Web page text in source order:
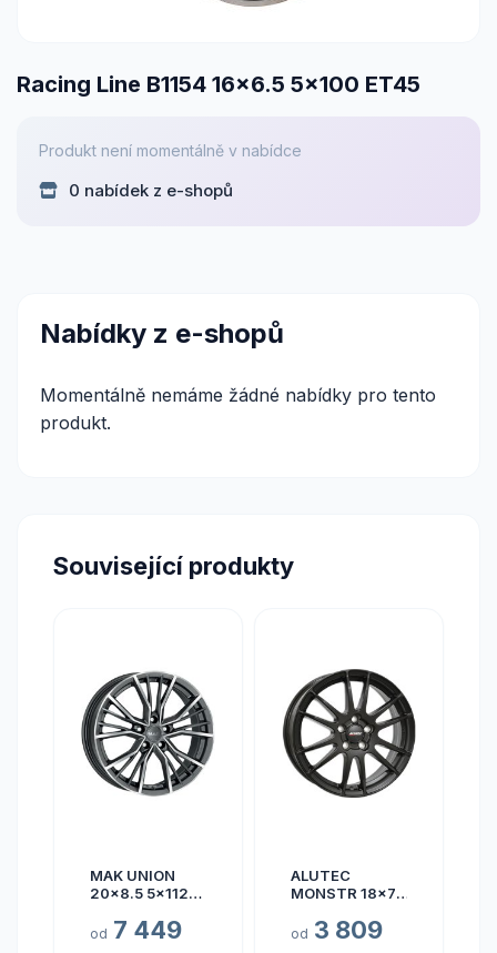
Racing Line B1154 16x6.5 5x100 ET45
Produkt není momentálně v nabídce
0 nabídek z e-shopů
Nabídky z e-shopů
Momentálně nemáme žádné nabídky pro tento
produkt.
Související produkty
MAK UNION
20x8.5 5x112
od 7 449
ALUTEC
MONSTR 18x7.5
od 3 809